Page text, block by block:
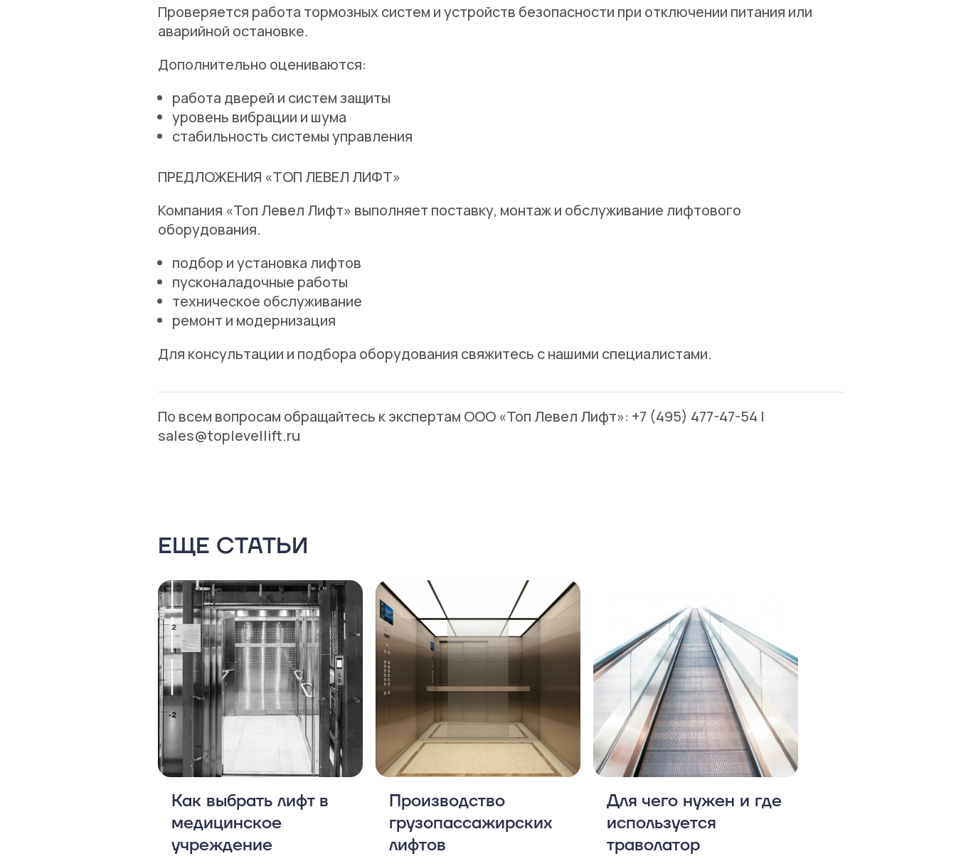
Проверяется работа тормозных систем и устройств безопасности при отключении питания или
аварийной остановке.
Дополнительно оцениваются:
работа дверей и систем защиты
уровень вибрации и шума
стабильность системы управления
ПРЕДЛОЖЕНИЯ «ТОП ЛЕВЕЛ ЛИФТ»
Компания «Топ Левел Лифт» выполняет поставку, монтаж и обслуживание лифтового
оборудования.
подбор и установка лифтов
пусконаладочные работы
техническое обслуживание
ремонт и модернизация
Для консультации и подбора оборудования свяжитесь с нашими специалистами.
По всем вопросам обращайтесь к экспертам ООО «Топ Левел Лифт»: +7 (495) 477-47-54 |
sales@toplevellift.ru
ЕЩЕ СТАТЬИ
Как выбрать лифт в
медицинское
учреждение
Производство
грузопассажирских
лифтов
Для чего нужен и где
используется
траволатор